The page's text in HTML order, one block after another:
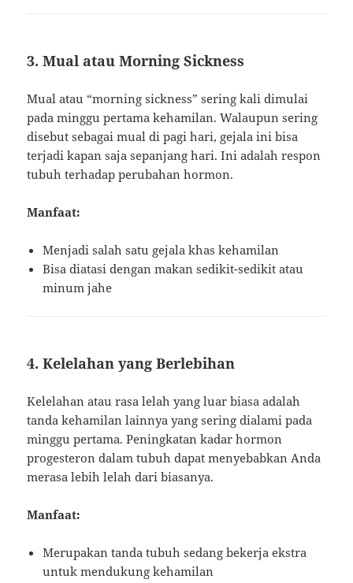
3. Mual atau Morning Sickness
Mual atau “morning sickness” sering kali dimulai
pada minggu pertama kehamilan. Walaupun sering
disebut sebagai mual di pagi hari, gejala ini bisa
terjadi kapan saja sepanjang hari. Ini adalah respon
tubuh terhadap perubahan hormon.
Manfaat:
Menjadi salah satu gejala khas kehamilan
Bisa diatasi dengan makan sedikit-sedikit atau
minum jahe
4. Kelelahan yang Berlebihan
Kelelahan atau rasa lelah yang luar biasa adalah
tanda kehamilan lainnya yang sering dialami pada
minggu pertama. Peningkatan kadar hormon
progesteron dalam tubuh dapat menyebabkan Anda
merasa lebih lelah dari biasanya.
Manfaat:
Merupakan tanda tubuh sedang bekerja ekstra
untuk mendukung kehamilan